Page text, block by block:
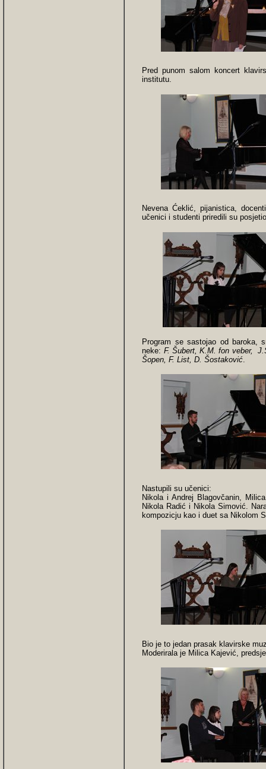
Pred punom salom koncert
institutu.
Nevena Ćeklić, pijanistica,
učenici i studenti priredili su
Program se sastojao od baroka,
neke: F. Šubert, K.M. fon veber,
Šopen, F. List, D. Šostaković.
Nastupili su učenici:
Nikola i Andrej Blagovčanin,
Nikola Radić i Nikola Simović.
kompozicju kao i duet sa Nikolom
Bio je to jedan prasak klavirske
Moderirala je Milica Kajević,